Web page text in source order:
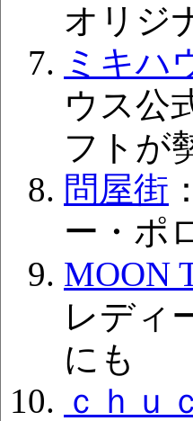
オリジ
ミキハ
ウス公
フトが
問屋街
ー・ポ
MOON
レディ
にも
ｃｈｕ